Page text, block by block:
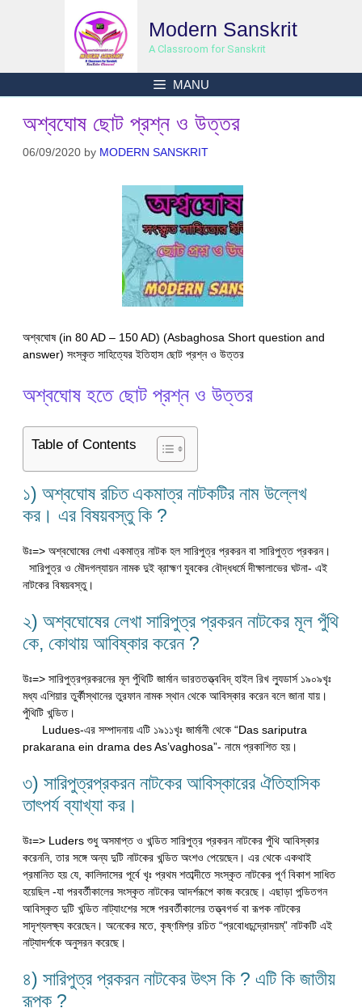
Modern Sanskrit
A Classroom for Sanskrit
MANU
অশ্বঘোষ ছোট প্রশ্ন ও উত্তর
06/09/2020 by MODERN SANSKRIT
অশ্বঘোষ (in 80 AD – 150 AD) (Asbaghosa Short question and
answer) সংস্কৃত সাহিত্যের ইতিহাস ছোট প্রশ্ন ও উত্তর
অশ্বঘোষ হতে ছোট প্রশ্ন ও উত্তর
Table of Contents
১) অশ্বঘোষ রচিত একমাত্র নাটকটির নাম উল্লেখ
কর। এর বিষয়বস্তু কি ?
উঃ=> অশ্বঘোষের লেখা একমাত্র নাটক হল সারিপুত্র প্রকরন বা সারিপুত্ত প্রকরন।
সারিপুত্র ও মৌদগল্যায়ন নামক দুই ব্রাহ্মণ যুবকের বৌদ্ধধর্মে দীক্ষালাভের ঘটনা- এই
নাটকের বিষয়বস্তু।
২) অশ্বঘোষের লেখা সারিপুত্র প্রকরন নাটকের মূল পুঁথি
কে, কোথায় আবিষ্কার করেন ?
উঃ=> সারিপুত্রপ্রকরনের মূল পুঁথিটি জার্মান ভারততত্ত্ববিদ্ হাইল রিখ ল্যুডার্স ১৯০৯খৃঃ
মধ্য এশিয়ার তুর্কীস্থানের তুরফান নামক স্থান থেকে আবিস্কার করেন বলে জানা যায়।
পুঁথিটি খন্ডিত।
Ludues-এর সম্পাদনায় এটি ১৯১১খৃঃ জার্মানী থেকে “Das sariputra
prakarana ein drama des As’vaghosa”- নামে প্রকাশিত হয়।
৩) সারিপুত্রপ্রকরন নাটকের আবিস্কারের ঐতিহাসিক
তাৎপর্য ব্যাখ্যা কর।
উঃ=> Luders শুধু অসমাপ্ত ও খন্ডিত সারিপুত্র প্রকরন নাটকের পুঁথি আবিস্কার
করেননি, তার সঙ্গে অন্য দুটি নাটকের খন্ডিত অংশও পেয়েছেন। এর থেকে একথাই
প্রমানিত হয় যে, কালিদাসের পূর্বে খৃঃ প্রথম শতাব্দীতে সংস্কৃত নাটকের পূর্ণ বিকাশ সাধিত
হয়েছিল -যা পরবর্তীকালের সংস্কৃত নাটকের আদর্শরূপে কাজ করেছে। এছাড়া পন্ডিতগন
আবিস্কৃত দুটি খন্ডিত নাট্যাংশের সঙ্গে পরবর্তীকালের তত্ত্বগর্ভ বা রূপক নাটকের
সাদৃশ্যলক্ষ্য করেছেন। অনেকের মতে, কৃষ্ণমিশ্র রচিত “প্রবোধচন্দ্রোদয়ম্” নাটকটি এই
নাট্যাদর্শকে অনুসরন করেছে।
৪) সারিপুত্র প্রকরন নাটকের উৎস কি ? এটি কি জাতীয়
রূপক ?